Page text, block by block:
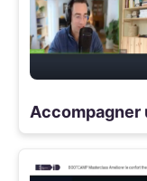
Accompagner